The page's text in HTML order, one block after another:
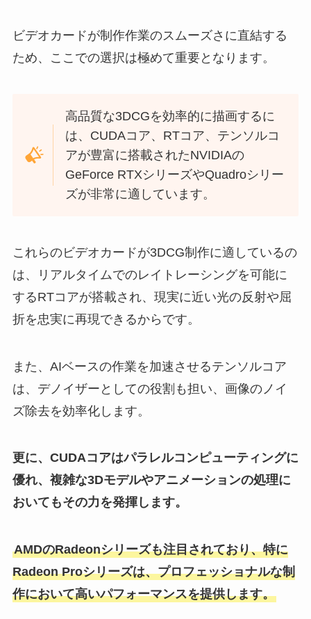
ビデオカードが制作作業のスムーズさに直結する
ため、ここでの選択は極めて重要となります。
高品質な3DCGを効率的に描画するに
は、CUDAコア、RTコア、テンソルコ
アが豊富に搭載されたNVIDIAの
GeForce RTXシリーズやQuadroシリー
ズが非常に適しています。
これらのビデオカードが3DCG制作に適しているの
は、リアルタイムでのレイトレーシングを可能に
するRTコアが搭載され、現実に近い光の反射や屈
折を忠実に再現できるからです。
また、AIベースの作業を加速させるテンソルコア
は、デノイザーとしての役割も担い、画像のノイ
ズ除去を効率化します。
更に、CUDAコアはパラレルコンピューティングに
優れ、複雑な3Dモデルやアニメーションの処理に
おいてもその力を発揮します。
AMDのRadeonシリーズも注目されており、特に
Radeon Proシリーズは、プロフェッショナルな制
作において高いパフォーマンスを提供します。